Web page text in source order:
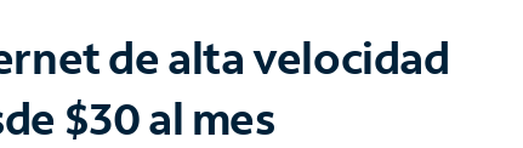
de alta velocidad
$30 al mes